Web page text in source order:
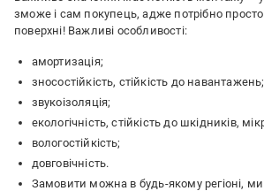
зможе і сам покупець, адже потрібно
поверхні! Важливі особливості:
амортизація;
зносостійкість, стійкість до навантажень;
звукоізоляція;
екологічність, стійкість до шкідників,
вологостійкість;
довговічність.
Замовити можна в будь-якому регіоні,